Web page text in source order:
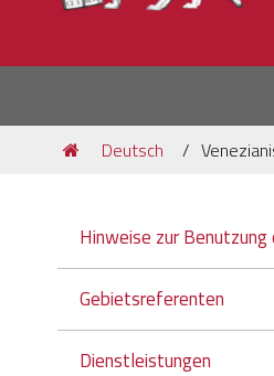
Tu
sei
Deutsch
Navigazione
Hinweise zur
Gebietsreferenten
Dienstleistungen